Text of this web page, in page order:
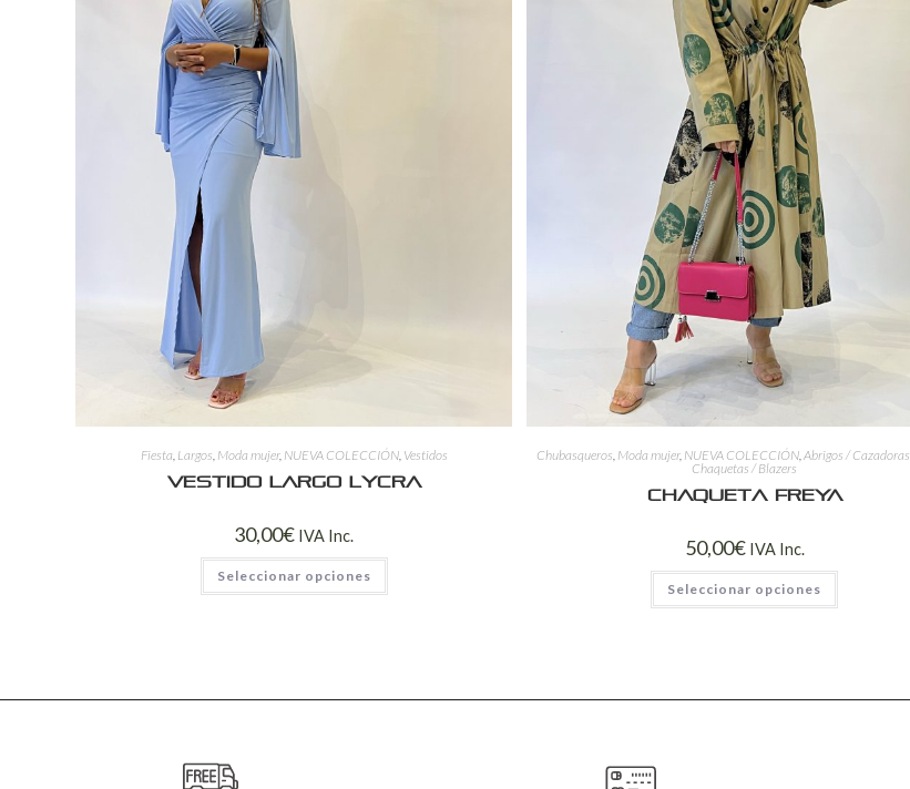
Fiesta Largos Moda mujer, NUEVA COLECCIÓN, Vestidos
Vestido Largo Lycra
30,00€ IVA Inc.
Seleccionar opciones
Chubasqueros Moda mujer, NUEVA COLECCIÓN, Abrigos / Cazadoras
Chaquetas / Blazers
Chaqueta Freya
50,00€ IVA Inc.
Seleccionar opciones